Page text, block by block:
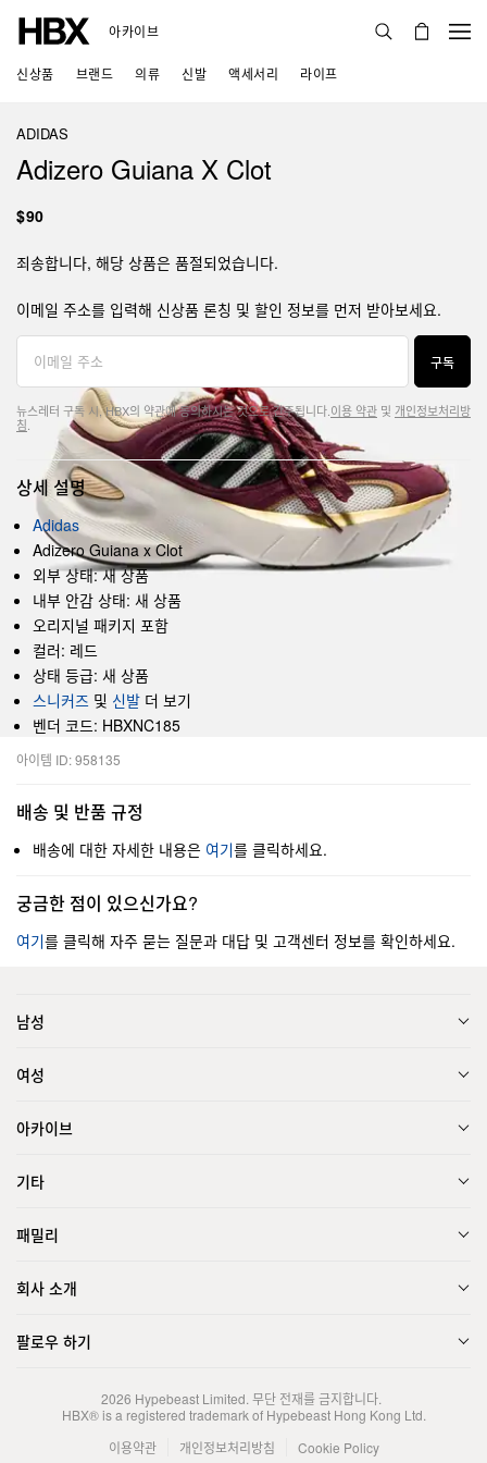
아카이브
신상품 브랜드 의류 신발 액세서리 라이프
ADIDAS
Adizero Guiana X Clot
$90
죄송합니다, 해당 상품은 품절되었습니다.
이메일 주소를 입력해 신상품 론칭 및 할인 정보를 먼저 받아보세요.
구독
뉴스레터 구독 시, HBX의 약관에 동의하시는 것으로 간주됩니다. 이용 약관 및 개인정보처리방
침
상세 설명
Adidas
Adizero Guiana x Clot
외부 상태: 새 상품
내부 안감 상태: 새 상품
오리지널 패키지 포함
컬러: 레드
상태 등급: 새 상품
스니커즈 및 신발 더 보기
벤더 코드: HBXNC185
아이템 ID: 958135
배송 및 반품 규정
배송에 대한 자세한 내용은 여기를 클릭하세요.
궁금한 점이 있으신가요?
여기를 클릭해 자주 묻는 질문과 대답 및 고객센터 정보를 확인하세요.
남성
여성
아카이브
기타
패밀리
회사 소개
팔로우 하기
2026 Hypebeast Limited. 무단 전재를 금지합니다.
HBX® is a registered trademark of Hypebeast Hong Kong Ltd.
이용약관
개인정보처리방침 Cookie Policy